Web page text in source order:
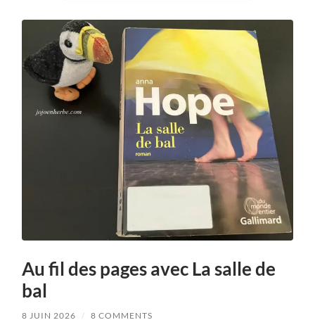
Au fil des pages avec La salle de
bal
8 JUIN 2026 / 8 COMMENTS